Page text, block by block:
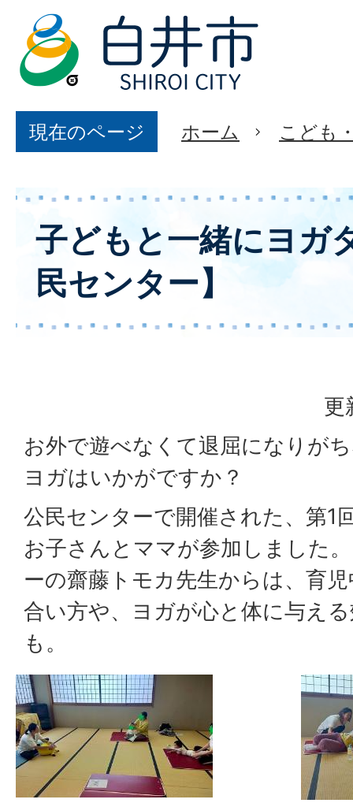
現在のページ ホーム こども
子どもと一緒にヨガ
民センター】
更
お外で遊べなくて退屈になりが
ヨガはいかがですか？
公民センターで開催された、第1
お子さんとママが参加しました
ーの齋藤トモカ先生からは、育
合い方や、ヨガが心と体に与え
も。